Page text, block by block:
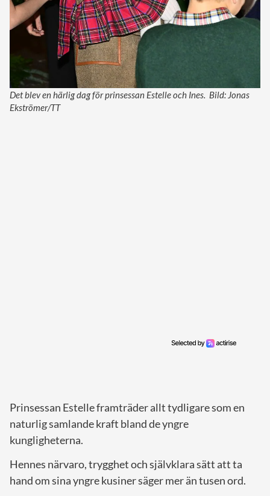
Det blev en härlig dag för prinsessan Estelle och Ines. Bild: Jonas
Ekströmer/TT
Prinsessan Estelle framträder allt tydligare som en
naturlig samlande kraft bland de yngre
kungligheterna.
Hennes närvaro, trygghet och självklara sätt att ta
hand om sina yngre kusiner säger mer än tusen ord.